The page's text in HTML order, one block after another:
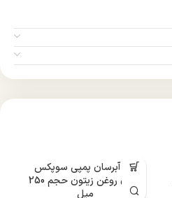
کرم آبرسان پمپی سوپکس
حاوی روغن زیتون حجم 250
میل